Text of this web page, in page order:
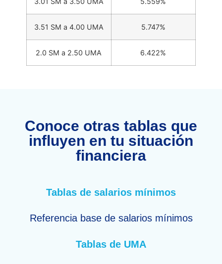
3.51 SM a 4.00 UMA 5.747%
2.0 SM a 2.50 UMA 6.422%
Conoce otras tablas que
influyen en tu situación
financiera
Tablas de salarios mínimos
Referencia base de salarios mínimos
Tablas de UMA